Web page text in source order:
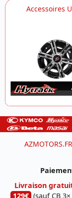
Accessoires
Livraison
129€ (sauf CB